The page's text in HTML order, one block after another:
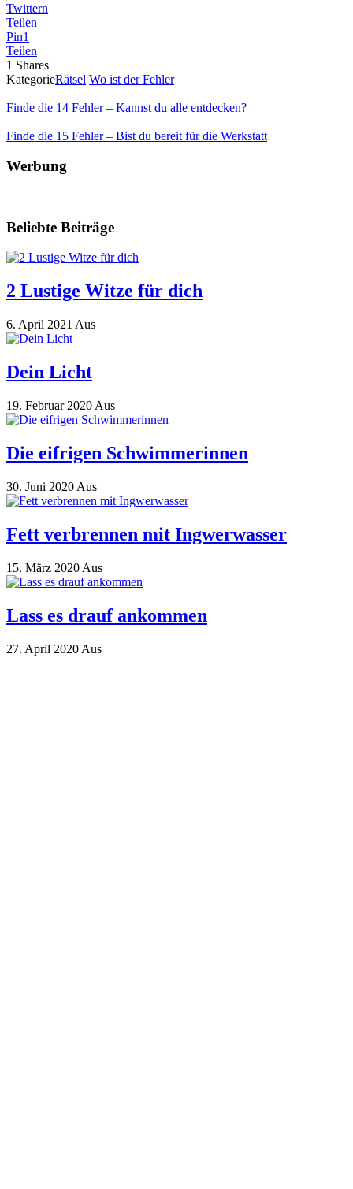
Twittern
Teilen
Pin1
Teilen
1 Shares
KategorieRätsel Wo ist der Fehler
Finde die 14 Fehler – Kannst du alle entdecken?
Finde die 15 Fehler – Bist du bereit für die Werkstatt
Werbung
Beliebte Beiträge
2 Lustige Witze für dich
6. April 2021 Aus
Dein Licht
19. Februar 2020 Aus
Die eifrigen Schwimmerinnen
30. Juni 2020 Aus
Fett verbrennen mit Ingwerwasser
15. März 2020 Aus
Lass es drauf ankommen
27. April 2020 Aus